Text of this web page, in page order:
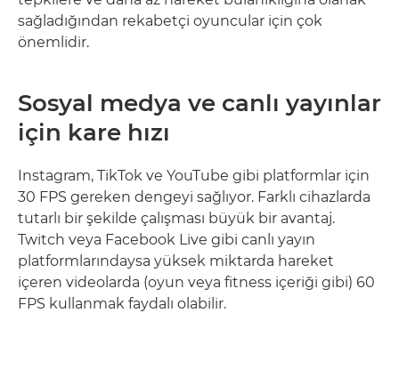
sağladığından rekabetçi oyuncular için çok
önemlidir.
Sosyal medya ve canlı yayınlar
için kare hızı
Instagram, TikTok ve YouTube gibi platformlar için
30 FPS gereken dengeyi sağlıyor. Farklı cihazlarda
tutarlı bir şekilde çalışması büyük bir avantaj.
Twitch veya Facebook Live gibi canlı yayın
platformlarındaysa yüksek miktarda hareket
içeren videolarda (oyun veya fitness içeriği gibi) 60
FPS kullanmak faydalı olabilir.